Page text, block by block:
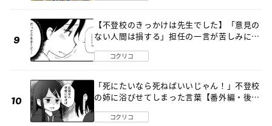
【不登校のきっかけは先生でした】「意見の
ない人間は損する」担任の一言が苦しみに…
コクリコ
「死にたいなら死ねばいいじゃん！」不登校
の姉に浴びせてしまった言葉【番外編・後
コクリコ